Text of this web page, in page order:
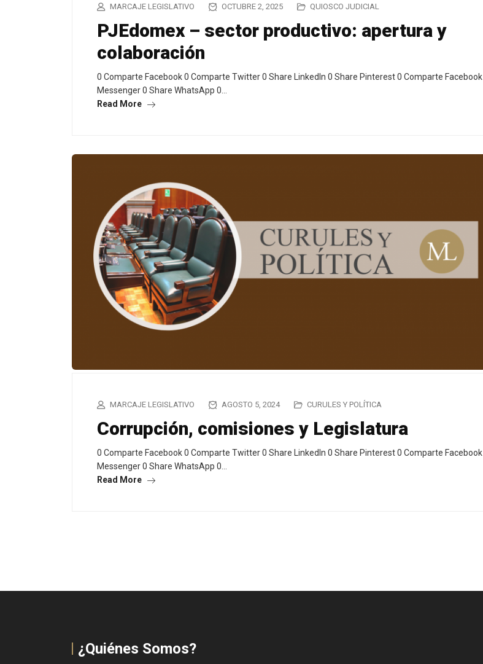
MARCAJE LEGISLATIVO OCTUBRE 2, 2025 QUIOSCO JUDICIAL
PJEdomex – sector productivo: apertura y
colaboración
0 Comparte Facebook 0 Comparte Twitter 0 Share LinkedIn 0 Share Pinterest 0 Comparte Facebook
Messenger 0 Share WhatsApp 0…
Read More
MARCAJE LEGISLATIVO AGOSTO 5, 2024 CURULES Y POLÍTICA
Corrupción, comisiones y Legislatura
0 Comparte Facebook 0 Comparte Twitter 0 Share LinkedIn 0 Share Pinterest 0 Comparte Facebook
Messenger 0 Share WhatsApp 0…
Read More
¿Quiénes Somos?